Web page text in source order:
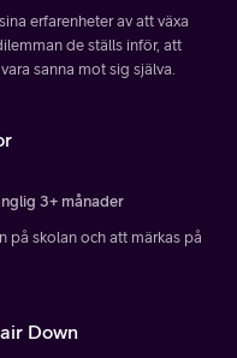
erfarenheter av att växa
de ställs inför, att
sanna mot sig själva.
3+ månader
på skolan och att märkas på
Down